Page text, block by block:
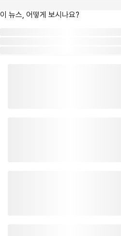
이 뉴스, 어떻게 보시나요?